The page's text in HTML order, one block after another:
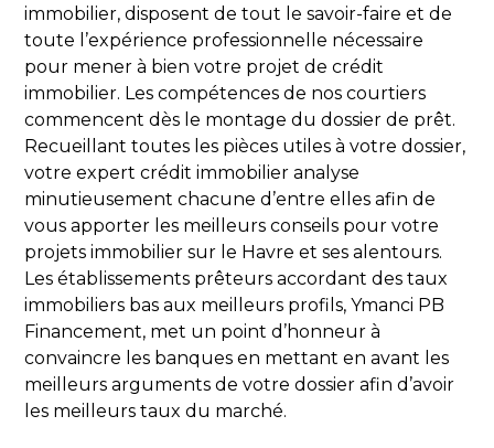
immobilier, disposent de tout le savoir-faire et de
toute l’expérience professionnelle nécessaire
pour mener à bien votre projet de crédit
immobilier. Les compétences de nos courtiers
commencent dès le montage du dossier de prêt.
Recueillant toutes les pièces utiles à votre dossier,
votre expert crédit immobilier analyse
minutieusement chacune d’entre elles afin de
vous apporter les meilleurs conseils pour votre
projets immobilier sur le Havre et ses alentours.
Les établissements prêteurs accordant des taux
immobiliers bas aux meilleurs profils, Ymanci PB
Financement, met un point d’honneur à
convaincre les banques en mettant en avant les
meilleurs arguments de votre dossier afin d’avoir
les meilleurs taux du marché.